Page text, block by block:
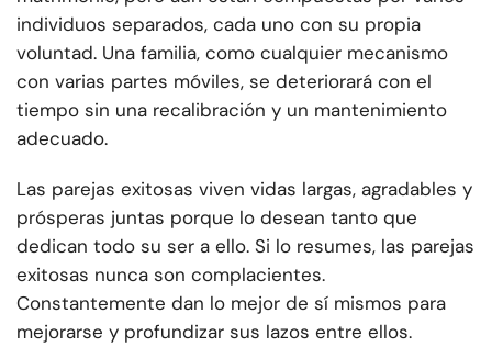
individuos separados, cada uno con su propia
voluntad. Una familia, como cualquier mecanismo
con varias partes móviles, se deteriorará con el
tiempo sin una recalibración y un mantenimiento
adecuado.
Las parejas exitosas viven vidas largas, agradables y
prósperas juntas porque lo desean tanto que
dedican todo su ser a ello. Si lo resumes, las parejas
exitosas nunca son complacientes.
Constantemente dan lo mejor de sí mismos para
mejorarse y profundizar sus lazos entre ellos.